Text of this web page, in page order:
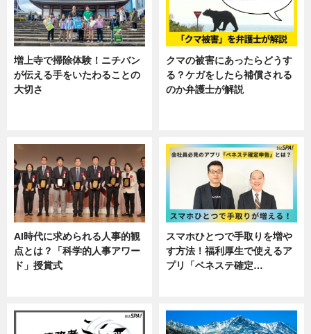
増上寺で掃除体験！ニチバン
が伝える手をいたわることの
大切さ
クマの被害にあったらどうす
る？ケガをしたら補償される
のか弁護士が解説
AI時代に求められる人事的観
点とは？「科学的人事アワー
ド」授賞式
スマホひとつで手取りを増や
す方法！福利厚生で使えるア
プリ「ベネステ確定…